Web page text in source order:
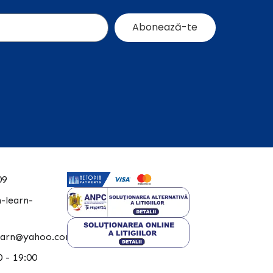
Abonează-te
learn-
- 19:00